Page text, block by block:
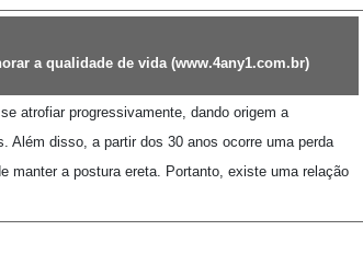
a qualidade de vida (www.4any1.com.br)
atrofiar progressivamente, dando origem a
Além disso, a partir dos 30 anos ocorre uma perda
manter a postura ereta. Portanto, existe uma relação